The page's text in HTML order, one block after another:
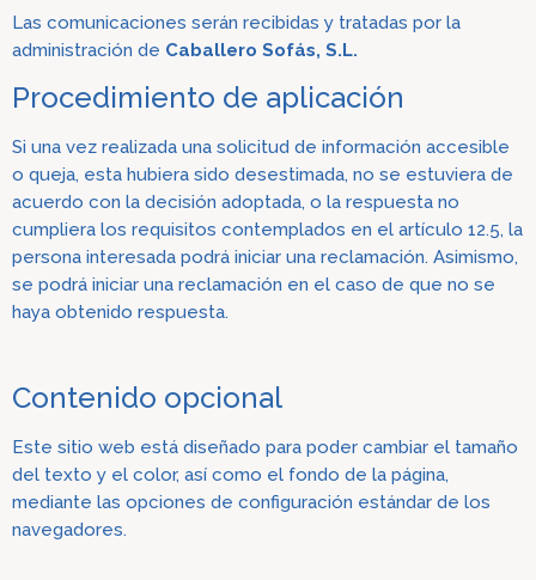
Las comunicaciones serán recibidas y tratadas por la
administración de Caballero Sofás, S.L.
Procedimiento de aplicación
Si una vez realizada una solicitud de información accesible
o queja, esta hubiera sido desestimada, no se estuviera de
acuerdo con la decisión adoptada, o la respuesta no
cumpliera los requisitos contemplados en el artículo 12.5, la
persona interesada podrá iniciar una reclamación. Asimismo,
se podrá iniciar una reclamación en el caso de que no se
haya obtenido respuesta.
Contenido opcional
Este sitio web está diseñado para poder cambiar el tamaño
del texto y el color, así como el fondo de la página,
mediante las opciones de configuración estándar de los
navegadores.